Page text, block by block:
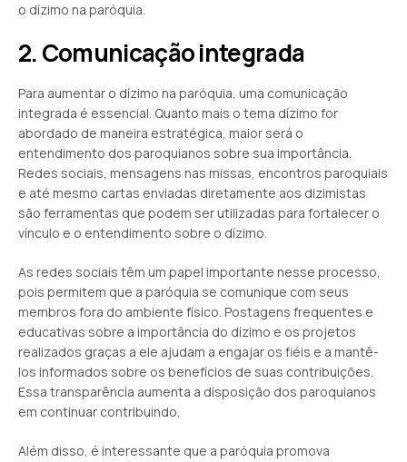
o dízimo na paróquia.
2. Comunicação integrada
Para aumentar o dízimo na paróquia, uma comunicação
integrada é essencial. Quanto mais o tema dízimo for
abordado de maneira estratégica, maior será o
entendimento dos paroquianos sobre sua importância.
Redes sociais, mensagens nas missas, encontros paroquiais
e até mesmo cartas enviadas diretamente aos dizimistas
são ferramentas que podem ser utilizadas para fortalecer o
vínculo e o entendimento sobre o dízimo.
As redes sociais têm um papel importante nesse processo,
pois permitem que a paróquia se comunique com seus
membros fora do ambiente físico. Postagens frequentes e
educativas sobre a importância do dízimo e os projetos
realizados graças a ele ajudam a engajar os fiéis e a mantê-
los informados sobre os benefícios de suas contribuições.
Essa transparência aumenta a disposição dos paroquianos
em continuar contribuindo.
Além disso, é interessante que a paróquia promova